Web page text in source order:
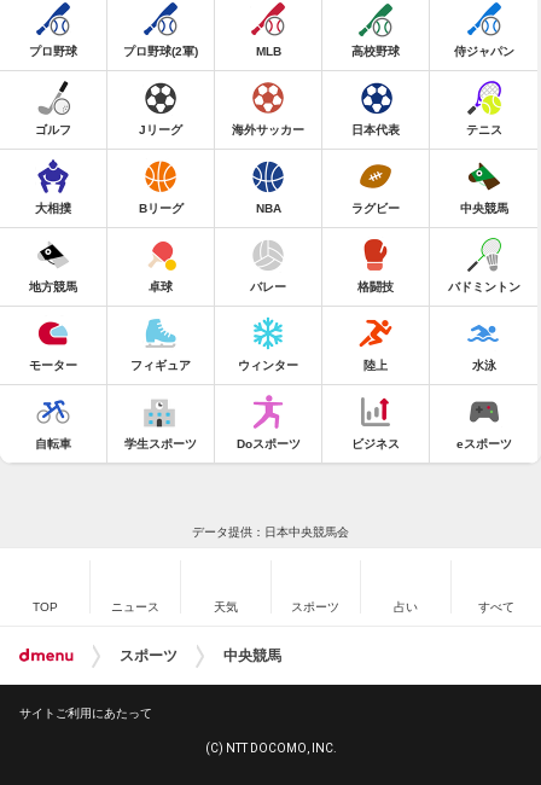
プロ野球 プロ野球(2軍) MLB 高校野球 侍ジャパン
ゴルフ Jリーグ 海外サッカー 日本代表 テニス
大相撲 Bリーグ NBA ラグビー 中央競馬
地方競馬 卓球 バレー 格闘技 バドミントン
モーター フィギュア ウィンター 陸上 水泳
自転車 学生スポーツ Doスポーツ ビジネス eスポーツ
データ提供：日本中央競馬会
TOP ニュース 天気 スポーツ 占い すべて
スポーツ 中央競馬
サイトご利用にあたって
(C) NTT DOCOMO, INC.